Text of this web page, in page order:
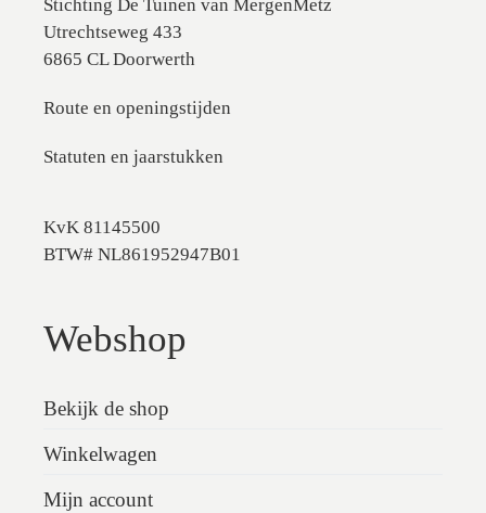
Stichting De Tuinen van MergenMetz
Utrechtseweg 433
6865 CL Doorwerth
Route en openingstijden
Statuten en jaarstukken
KvK 81145500
BTW# NL861952947B01
Webshop
Bekijk de shop
Winkelwagen
Mijn account